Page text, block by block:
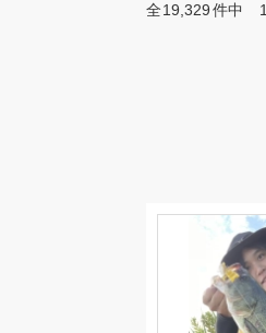
全19,329件中